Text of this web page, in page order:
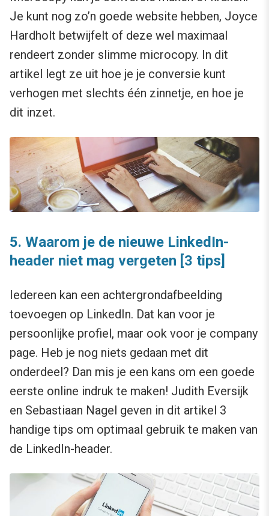
Je kunt nog zo’n goede website hebben, Joyce
Hardholt betwijfelt of deze wel maximaal
rendeert zonder slimme microcopy. In dit
artikel legt ze uit hoe je je conversie kunt
verhogen met slechts één zinnetje, en hoe je
dit inzet.
5. Waarom je de nieuwe LinkedIn-
header niet mag vergeten [3 tips]
Iedereen kan een achtergrondafbeelding
toevoegen op LinkedIn. Dat kan voor je
persoonlijke profiel, maar ook voor je company
page. Heb je nog niets gedaan met dit
onderdeel? Dan mis je een kans om een goede
eerste online indruk te maken! Judith Eversijk
en Sebastiaan Nagel geven in dit artikel 3
handige tips om optimaal gebruik te maken van
de LinkedIn-header.